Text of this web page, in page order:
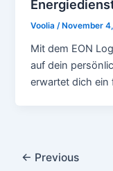
Voolia/November
Mit dem EON
auf dein
erwartet dich ein
Post← Previous